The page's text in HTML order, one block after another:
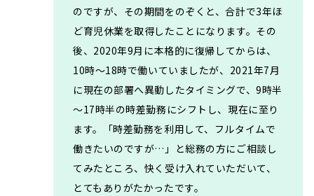
のですが、その期間をのぞくと、合計で3年ほ
ど育児休業を取得したことになります。その
後、2020年9月に本格的に復帰してからは、
10時～18時で働いていましたが、2021年7月
に現在の部署へ異動したタイミングで、9時半
～17時半の時差勤務にシフトし、現在に至り
ます。「時差勤務を利用して、フルタイムで
働きたいのですが…」と総務の方にご相談し
てみたところ、快く受け入れていただいて、
とてもありがたかったです。